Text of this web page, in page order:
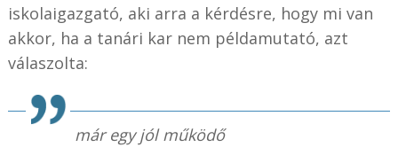
iskolaigazgató, aki arra a kérdésre, hogy mi van
akkor, ha a tanári kar nem példamutató, azt
válaszolta:
már egy jól működő